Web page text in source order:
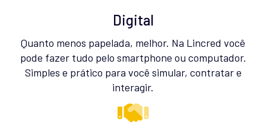
Digital
Quanto menos papelada, melhor. Na Lincred você
pode fazer tudo pelo smartphone ou computador.
Simples e prático para você simular, contratar e
interagir.